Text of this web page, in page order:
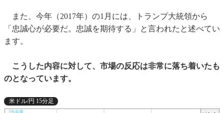
また、今年（2017年）の1月には、トランプ大統領から
「忠誠心が必要だ。忠誠を期待する」と言われたと述べてい
ます。
こうした内容に対して、市場の反応は非常に落ち着いたも
のとなっています。
米ドル/円 15分足